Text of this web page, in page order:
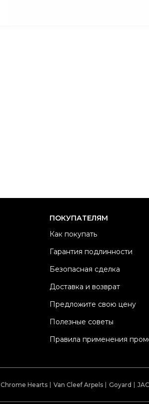
ПОКУПАТЕЛЯМ
Как покупать
Гарантия подлинности
Безопасная сделка
Доставка и возврат
Предложите свою цену
Полезные советы
Правила применения
Chrome Hearts Van Cleef Arpels Goyard